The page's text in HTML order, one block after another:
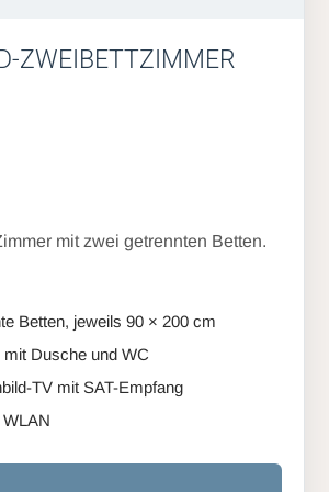
ZWEIBETTZIMMER
mit zwei getrennten Betten.
Betten, jeweils 90 × 200 cm
mit Dusche und WC
TV mit SAT-Empfang